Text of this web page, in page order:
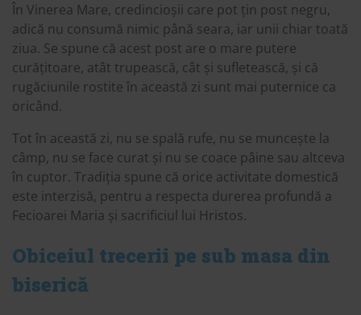
În Vinerea Mare, credincioșii care pot țin post negru,
adică nu consumă nimic până seara, iar unii chiar toată
ziua. Se spune că acest post are o mare putere
curățitoare, atât trupească, cât și sufletească, și că
rugăciunile rostite în această zi sunt mai puternice ca
oricând.
Tot în această zi, nu se spală rufe, nu se muncește la
câmp, nu se face curat și nu se coace pâine sau altceva
în cuptor. Tradiția spune că orice activitate domestică
este interzisă, pentru a respecta durerea profundă a
Fecioarei Maria și sacrificiul lui Hristos.
Obiceiul trecerii pe sub masa din
biserică